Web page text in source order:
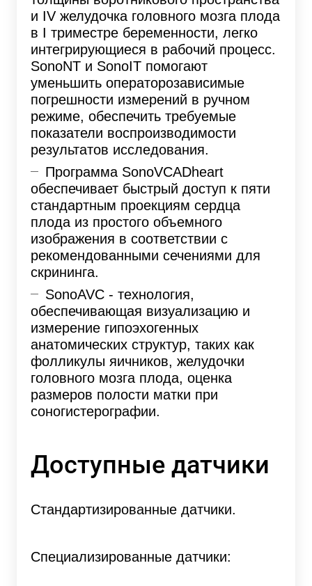
и IV желудочка головного мозга плода
в I триместре беременности, легко
интегрирующиеся в рабочий процесс.
SonoNT и SonoIT помогают
уменьшить операторозависимые
погрешности измерений в ручном
режиме, обеспечить требуемые
показатели воспроизводимости
результатов исследования.
Программа SonoVCADheart
обеспечивает быстрый доступ к пяти
стандартным проекциям сердца
плода из простого объемного
изображения в соответствии с
рекомендованными сечениями для
скрининга.
SonoAVC - технология,
обеспечивающая визуализацию и
измерение гипоэхогенных
анатомических структур, таких как
фолликулы яичников, желудочки
головного мозга плода, оценка
размеров полости матки при
соногистерографии.
Доступные датчики
Стандартизированные датчики.
Специализированные датчики: